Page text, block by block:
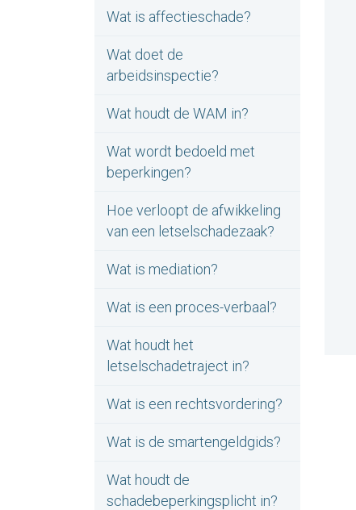
Wat is affectieschade?
Wat doet de
arbeidsinspectie?
Wat houdt de WAM in?
Wat wordt bedoeld met
beperkingen?
Hoe verloopt de afwikkeling
van een letselschadezaak?
Wat is mediation?
Wat is een proces-verbaal?
Wat houdt het
letselschadetraject in?
Wat is een rechtsvordering?
Wat is de smartengeldgids?
Wat houdt de
schadebeperkingsplicht in?